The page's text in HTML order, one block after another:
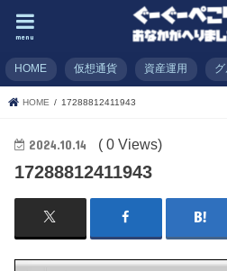
menu
HOME 仮想通貨 資産運用 グ
HOME 17288812411943
2024.10.14 ( 0 Views)
17288812411943